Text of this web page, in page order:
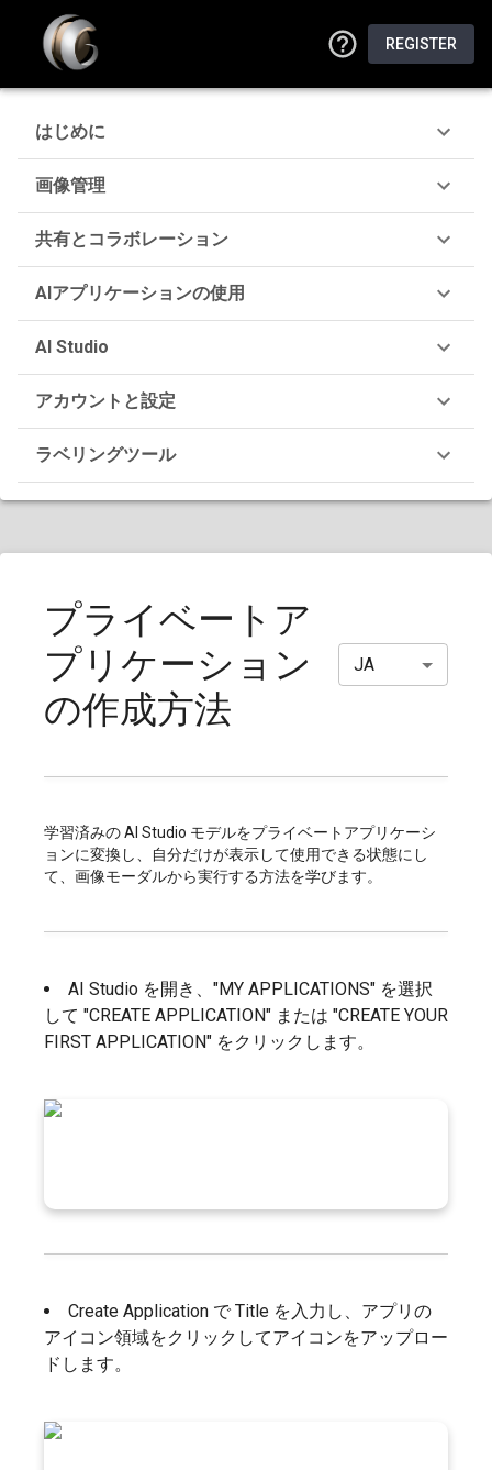
REGISTER
はじめに
画像管理
共有とコラボレーション
AIアプリケーションの使用
AI Studio
アカウントと設定
ラベリングツール
プライベートア
プリケーション
の作成方法
JA
学習済みの AI Studio モデルをプライベートアプリケーシ
ョンに変換し、自分だけが表示して使用できる状態にし
て、画像モーダルから実行する方法を学びます。
AI Studio を開き、"MY APPLICATIONS" を選択
して "CREATE APPLICATION" または "CREATE YOUR
FIRST APPLICATION" をクリックします。
Create Application で Title を入力し、アプリの
アイコン領域をクリックしてアイコンをアップロー
ドします。